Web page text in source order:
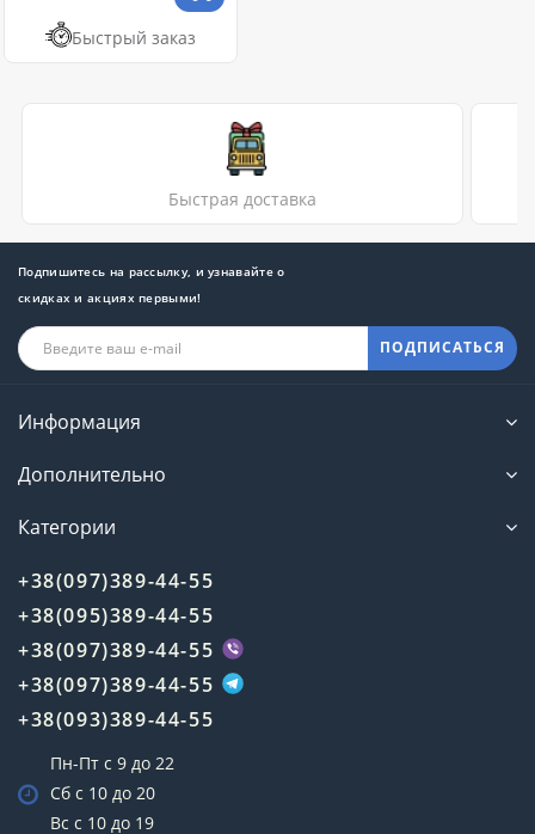
Быстрый заказ
Быстрая доставка
Подпишитесь на рассылку, и узнавайте о
скидках и акциях первыми!
ПОДПИСАТЬСЯ
Информация
Дополнительно
Категории
+38(097)389-44-55
+38(095)389-44-55
+38(097)389-44-55
+38(097)389-44-55
+38(093)389-44-55
Пн-Пт с 9 до 22
Сб с 10 до 20
Вс с 10 до 19